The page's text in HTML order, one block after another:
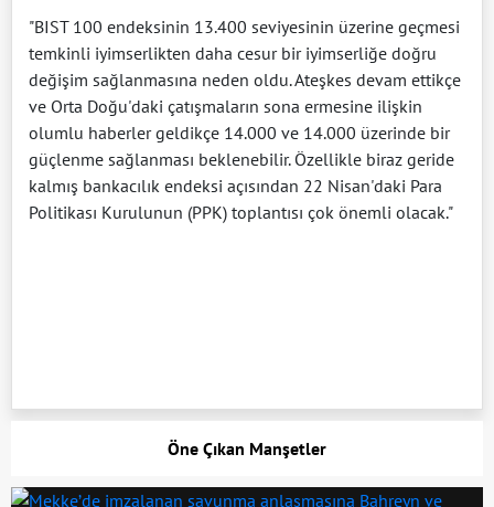
"BIST 100 endeksinin 13.400 seviyesinin üzerine geçmesi
temkinli iyimserlikten daha cesur bir iyimserliğe doğru
değişim sağlanmasına neden oldu. Ateşkes devam ettikçe
ve Orta Doğu'daki çatışmaların sona ermesine ilişkin
olumlu haberler geldikçe 14.000 ve 14.000 üzerinde bir
güçlenme sağlanması beklenebilir. Özellikle biraz geride
kalmış bankacılık endeksi açısından 22 Nisan'daki Para
Politikası Kurulunun (PPK) toplantısı çok önemli olacak."
Öne Çıkan Manşetler